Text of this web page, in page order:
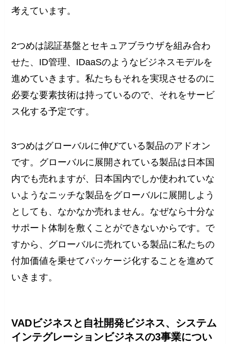
考えています。
2つめは認証基盤とセキュアブラウザを組み合わ
せた、ID管理、IDaaSのようなビジネスモデルを
進めていきます。私たちもそれを実現させるのに
必要な要素技術は持っているので、それをサービ
ス化する予定です。
3つめはグローバルに伸びている製品のアドオン
です。グローバルに展開されている製品は日本国
内でも売れますが、日本国内でしか使われていな
いようなニッチな製品をグローバルに展開しよう
としても、なかなか売れません。なぜなら十分な
サポート体制を敷くことができないからです。で
すから、グローバルに売れている製品に私たちの
付加価値を乗せてパッケージ化することを進めて
いきます。
VADビジネスと自社開発ビジネス、システム
インテグレーションビジネスの3事業につい